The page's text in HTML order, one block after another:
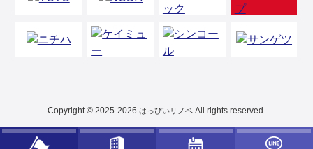
Copyright © 2025-2026 はっぴいリノベ All rights reserved.